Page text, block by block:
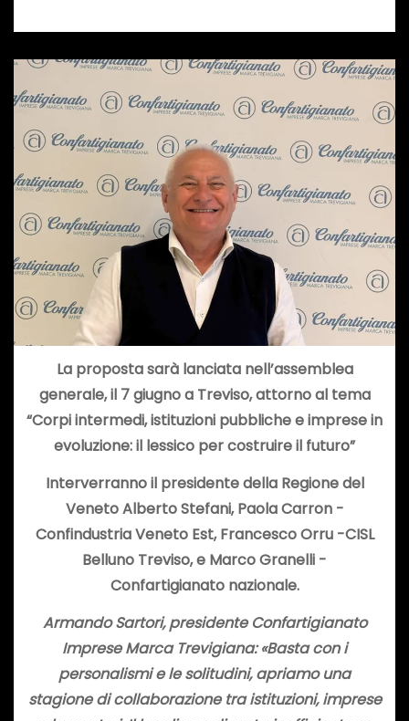
La proposta sarà lanciata nell’assemblea
generale, il 7 giugno a Treviso, attorno al tema
“Corpi intermedi, istituzioni pubbliche e imprese in
evoluzione: il lessico per costruire il futuro”
Interverranno il presidente della Regione del
Veneto Alberto Stefani, Paola Carron -
Confindustria Veneto Est, Francesco Orru -CISL
Belluno Treviso, e Marco Granelli -
Confartigianato nazionale.
Armando Sartori, presidente Confartigianato
Imprese Marca Trevigiana: «Basta con i
personalismi e le solitudini, apriamo una
stagione di collaborazione tra istituzioni, imprese